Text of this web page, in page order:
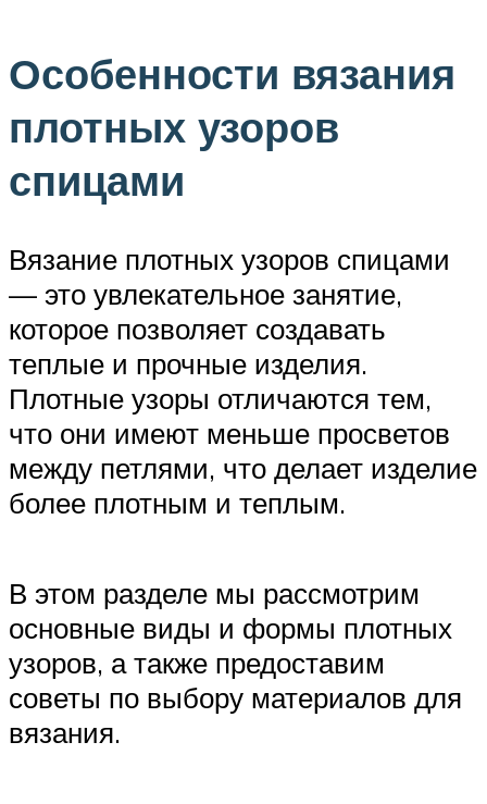
Особенности вязания
плотных узоров
спицами
Вязание плотных узоров спицами
— это увлекательное занятие,
которое позволяет создавать
теплые и прочные изделия.
Плотные узоры отличаются тем,
что они имеют меньше просветов
между петлями, что делает изделие
более плотным и теплым.
В этом разделе мы рассмотрим
основные виды и формы плотных
узоров, а также предоставим
советы по выбору материалов для
вязания.